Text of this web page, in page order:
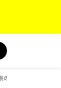
読み物、BOOKS